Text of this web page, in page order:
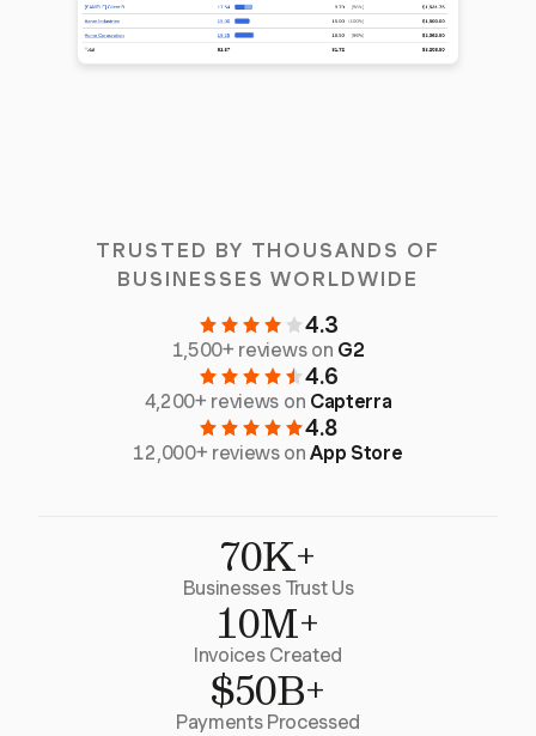
TRUSTED BY THOUSANDS OF
BUSINESSES WORLDWIDE
4.3
1,500+ reviews on G2
4.6
4,200+ reviews on Capterra
4.8
12,000+ reviews onApp Store
70K+
Businesses Trust Us
10M+
Invoices Created
$50B+
Payments Processed